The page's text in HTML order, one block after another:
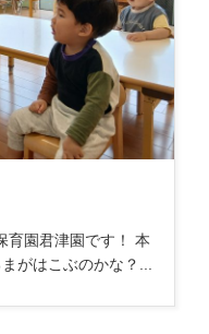
育園君津園です！ 本
がはこぶのかな？...